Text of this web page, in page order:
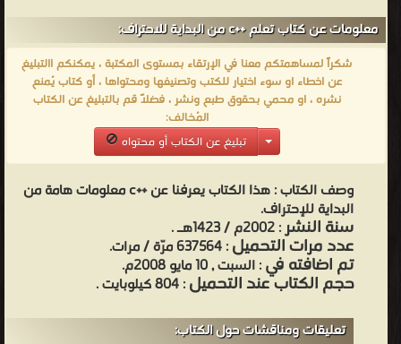
معلومات عن كتاب تعلم ++c من البداية للاحتراف:
شكراً لمساهمتكم معنا في الإرتقاء بمستوى المكتبة ، يمكنكم االتبليغ
عن اخطاء او سوء اختيار للكتب وتصنيفها ومحتواها ، أو كتاب يُمنع
نشره ، او محمي بحقوق طبع ونشر ، فضلاً قم بالتبليغ عن الكتاب
المُخالف:
تبليغ عن الكتاب أو محتواه
وصف الكتاب : هذا الكتاب يعرفنا عن ++c معلومات هامة من
البداية للإحتراف.
سنة النشر: 2002م / 1423هـ .
عدد مرات التحميل: 637564 مرّة / مرات.
تم اضافته في: السبت , 10 مايو 2008م.
حجم الكتاب عند التحميل: 804 كيلوبايت .
تعليقات ومناقشات حول الكتاب: